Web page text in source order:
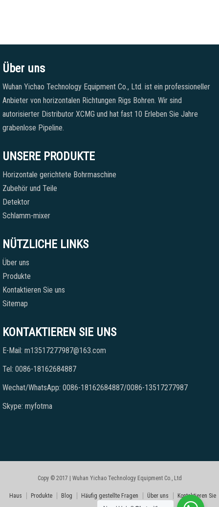
Über uns
Wuhan Yichao Technology Equipment Co., Ltd. ist ein professioneller
Anbieter von horizontalen Richtungen Rigs Bohren. Wir sind
autorisierter Distributor XCMG und hat fast 10 Erleben Sie Jahre
grabenlose Pipeline.
UNSERE PRODUKTE
Horizontale gerichtete Bohrmaschine
Zubehör und Teile
Detektor
Schlamm-mixer
NÜTZLICHE LINKS
Über uns
Produkte
Kontaktieren Sie uns
Sitemap
KONTAKTIEREN SIE UNS
E-Mail: m13517277987@163.com
Tel: 0086-18162684887
Wechat/WhatsApp: 0086-18162684887/0086-13517277987
Skype: myfotma
Copy © 2017 | Wuhan Yichao Technology Equipment Co., Ltd
Haus Produkte Blog Häufig gestellte Fragen Über uns
Kontaktieren Sie